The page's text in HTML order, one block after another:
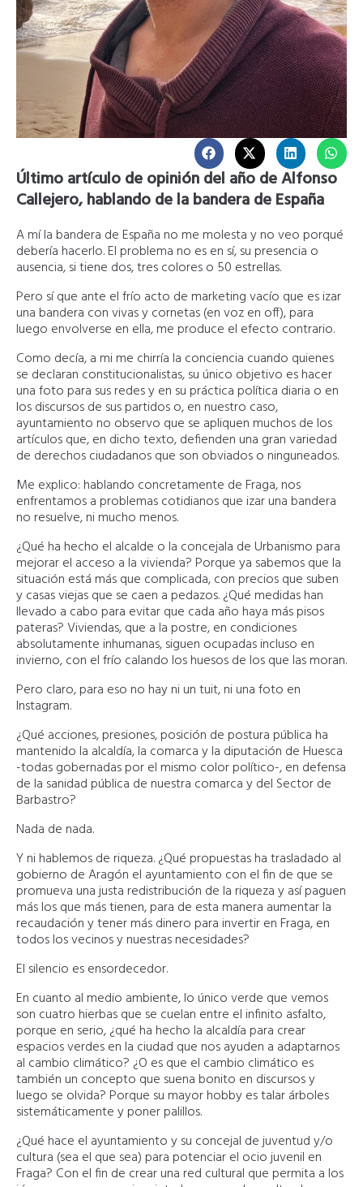
Último artículo de opinión del año de Alfonso
Callejero, hablando de la bandera de España
A mí la bandera de España no me molesta y no veo porqué
debería hacerlo. El problema no es en sí, su presencia o
ausencia, si tiene dos, tres colores o 50 estrellas.
Pero sí que ante el frío acto de marketing vacío que es izar
una bandera con vivas y cornetas (en voz en off), para
luego envolverse en ella, me produce el efecto contrario.
Como decía, a mi me chirría la conciencia cuando quienes
se declaran constitucionalistas, su único objetivo es hacer
una foto para sus redes y en su práctica política diaria o en
los discursos de sus partidos o, en nuestro caso,
ayuntamiento no observo que se apliquen muchos de los
artículos que, en dicho texto, defienden una gran variedad
de derechos ciudadanos que son obviados o ninguneados.
Me explico: hablando concretamente de Fraga, nos
enfrentamos a problemas cotidianos que izar una bandera
no resuelve, ni mucho menos.
¿Qué ha hecho el alcalde o la concejala de Urbanismo para
mejorar el acceso a la vivienda? Porque ya sabemos que la
situación está más que complicada, con precios que suben
y casas viejas que se caen a pedazos. ¿Qué medidas han
llevado a cabo para evitar que cada año haya más pisos
pateras? Viviendas, que a la postre, en condiciones
absolutamente inhumanas, siguen ocupadas incluso en
invierno, con el frío calando los huesos de los que las moran.
Pero claro, para eso no hay ni un tuit, ni una foto en
Instagram.
¿Qué acciones, presiones, posición de postura pública ha
mantenido la alcaldía, la comarca y la diputación de Huesca
-todas gobernadas por el mismo color político-, en defensa
de la sanidad pública de nuestra comarca y del Sector de
Barbastro?
Nada de nada.
Y ni hablemos de riqueza. ¿Qué propuestas ha trasladado al
gobierno de Aragón el ayuntamiento con el fin de que se
promueva una justa redistribución de la riqueza y así paguen
más los que más tienen, para de esta manera aumentar la
recaudación y tener más dinero para invertir en Fraga, en
todos los vecinos y nuestras necesidades?
El silencio es ensordecedor.
En cuanto al medio ambiente, lo único verde que vemos
son cuatro hierbas que se cuelan entre el infinito asfalto,
porque en serio, ¿qué ha hecho la alcaldía para crear
espacios verdes en la ciudad que nos ayuden a adaptarnos
al cambio climático? ¿O es que el cambio climático es
también un concepto que suena bonito en discursos y
luego se olvida? Porque su mayor hobby es talar árboles
sistemáticamente y poner palillos.
¿Qué hace el ayuntamiento y su concejal de juventud y/o
cultura (sea el que sea) para potenciar el ocio juvenil en
Fraga? Con el fin de crear una red cultural que permita a los